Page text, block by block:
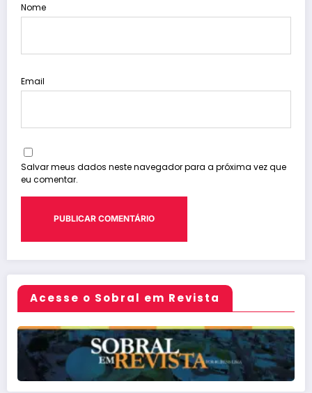
Nome
Email
Salvar meus dados neste navegador para a próxima vez que
eu comentar.
Acesse o Sobral em Revista